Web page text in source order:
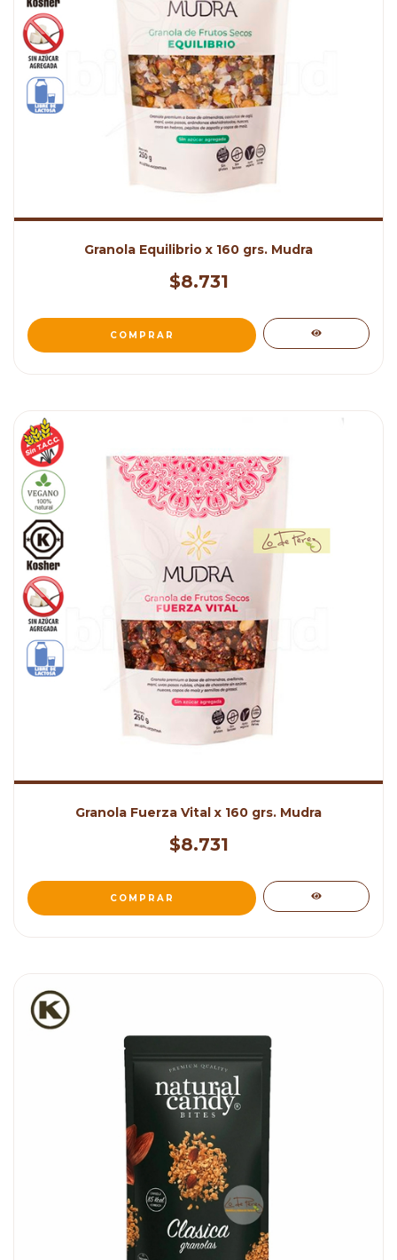
Granola Equilibrio x 160 grs. Mudra
$8.731
Granola Fuerza Vital x 160 grs. Mudra
$8.731